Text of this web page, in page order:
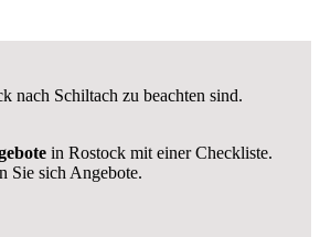
nach Schiltach zu beachten sind.
in Rostock mit einer Checkliste.
Sie sich Angebote.